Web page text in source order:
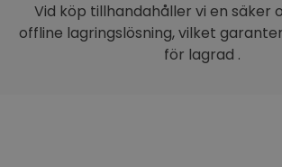
Vid köp tillhandahåller vi en säker
offline lagringslösning, vilket
för lagrad .